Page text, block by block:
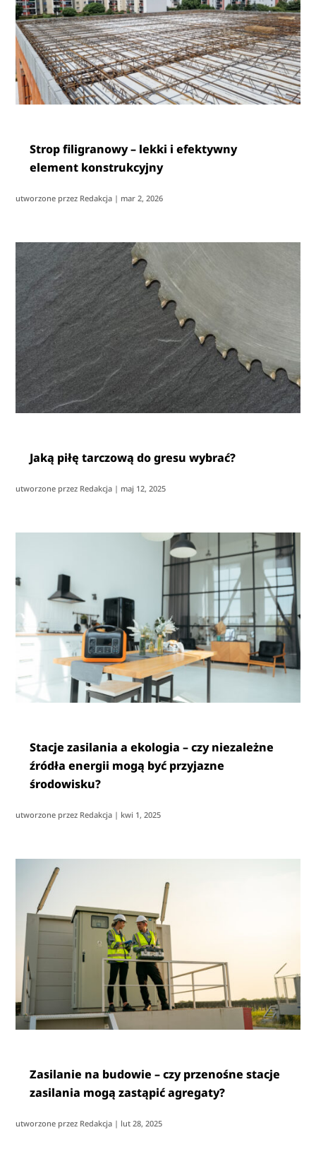
Strop filigranowy – lekki i efektywny
element konstrukcyjny
utworzone przez Redakcja | mar 2, 2026
Jaką piłę tarczową do gresu wybrać?
utworzone przez Redakcja | maj 12, 2025
Stacje zasilania a ekologia – czy niezależne
źródła energii mogą być przyjazne
środowisku?
utworzone przez Redakcja | kwi 1, 2025
Zasilanie na budowie – czy przenośne stacje
zasilania mogą zastąpić agregaty?
utworzone przez Redakcja | lut 28, 2025